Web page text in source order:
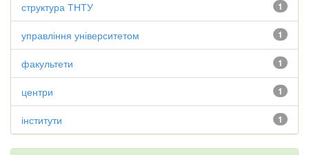
1
структура ТНТУ
1
управління університетом
1
факультети
1
центри
1
інститути